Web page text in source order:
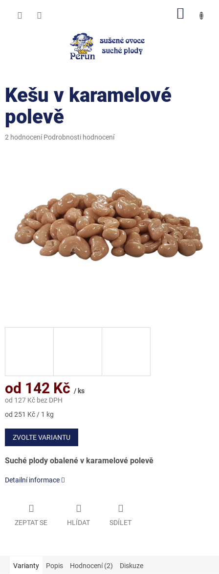
Kešu v karamelové
polevě
Průměrné
2 hodnocení Podrobnosti hodnocení
od 142 Kč / ks
od 127 Kč bez DPH
Měrná
od 251 Kč / 1 kg
ZVOLTE VARIANTU
Suché plody obalené v karamelové polevě
Detailní informace
ZEPTAT SE HLÍDAT SDÍLET
Varianty Popis Hodnocení (2) Diskuze